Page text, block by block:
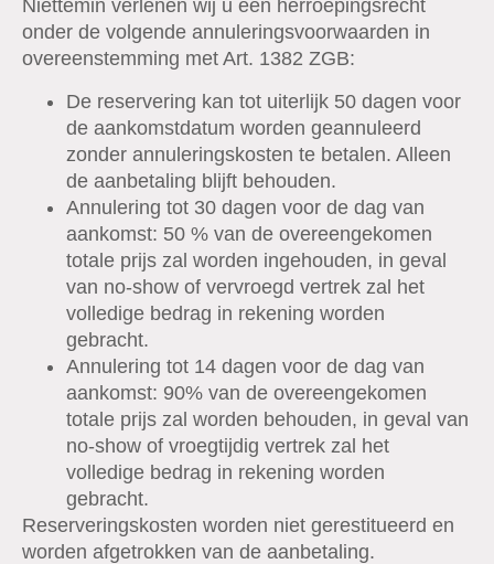
Niettemin verlenen wij u een herroepingsrecht
onder de volgende annuleringsvoorwaarden in
overeenstemming met Art. 1382 ZGB:
De reservering kan tot uiterlijk 50 dagen voor
de aankomstdatum worden geannuleerd
zonder annuleringskosten te betalen. Alleen
de aanbetaling blijft behouden.
Annulering tot 30 dagen voor de dag van
aankomst: 50 % van de overeengekomen
totale prijs zal worden ingehouden, in geval
van no-show of vervroegd vertrek zal het
volledige bedrag in rekening worden
gebracht.
Annulering tot 14 dagen voor de dag van
aankomst: 90% van de overeengekomen
totale prijs zal worden behouden, in geval van
no-show of vroegtijdig vertrek zal het
volledige bedrag in rekening worden
gebracht.
Reserveringskosten worden niet gerestitueerd en
worden afgetrokken van de aanbetaling.